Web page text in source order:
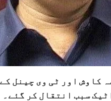
کاوش اور ٹی وی چینل
سبب انتقال کر گئے۔